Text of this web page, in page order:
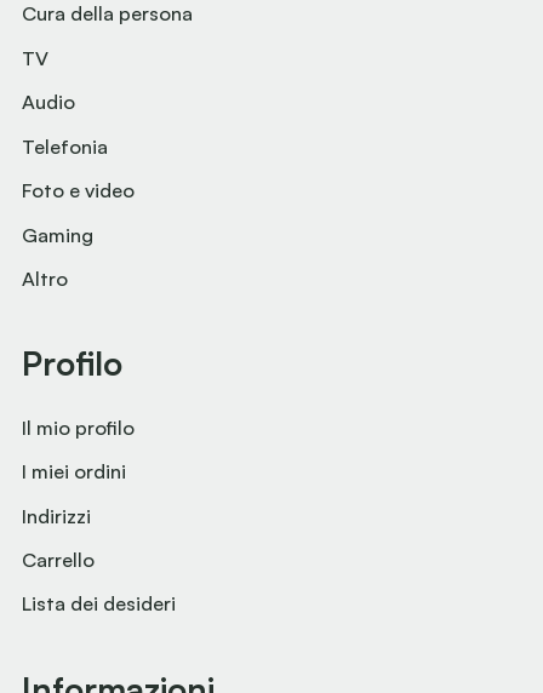
Cura della persona
TV
Audio
Telefonia
Foto e video
Gaming
Altro
Profilo
Il mio profilo
I miei ordini
Indirizzi
Carrello
Lista dei desideri